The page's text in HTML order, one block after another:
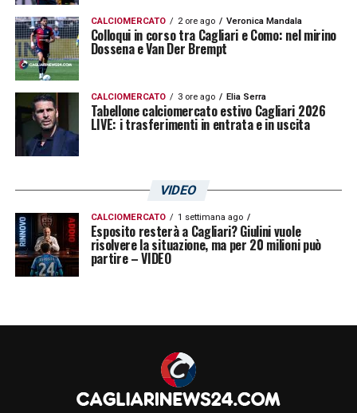
CALCIOMERCATO 2 ore ago Veronica Mandala
Colloqui in corso tra Cagliari e Como: nel mirino
Dossena e Van Der Brempt
CALCIOMERCATO 3 ore ago Elia Serra
Tabellone calciomercato estivo Cagliari 2026
LIVE: i trasferimenti in entrata e in uscita
VIDEO
CALCIOMERCATO 1 settimana ago
Esposito resterà a Cagliari? Giulini vuole
risolvere la situazione, ma per 20 milioni può
partire – VIDEO